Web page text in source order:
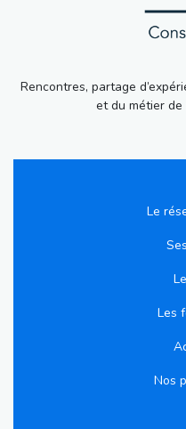
Rencontres, partage
et du métier
Le
Les
Nos